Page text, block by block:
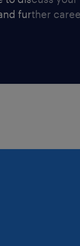
further